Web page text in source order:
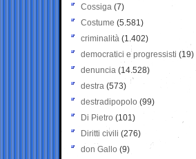
Cossiga (7)
Costume (5.581)
criminalità (1.402)
democratici e progressisti (19)
denuncia (14.528)
destra (573)
destradipopolo (99)
Di Pietro (101)
Diritti civili (276)
don Gallo (9)